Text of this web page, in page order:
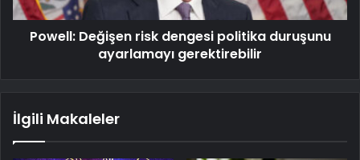
Powell: Değişen risk dengesi politika duruşunu
ayarlamayı gerektirebilir
İlgili Makaleler